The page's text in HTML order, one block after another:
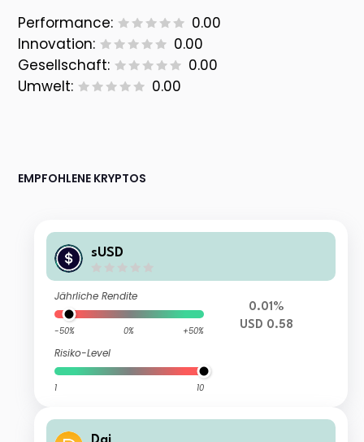
Performance:
0.00
Innovation:
0.00
Gesellschaft:
0.00
Umwelt:
0.00
EMPFOHLENE KRYPTOS
sUSD
Jährliche Rendite
-50% 0% +50%
Risiko-Level
1 10
0.01%
USD 0.58